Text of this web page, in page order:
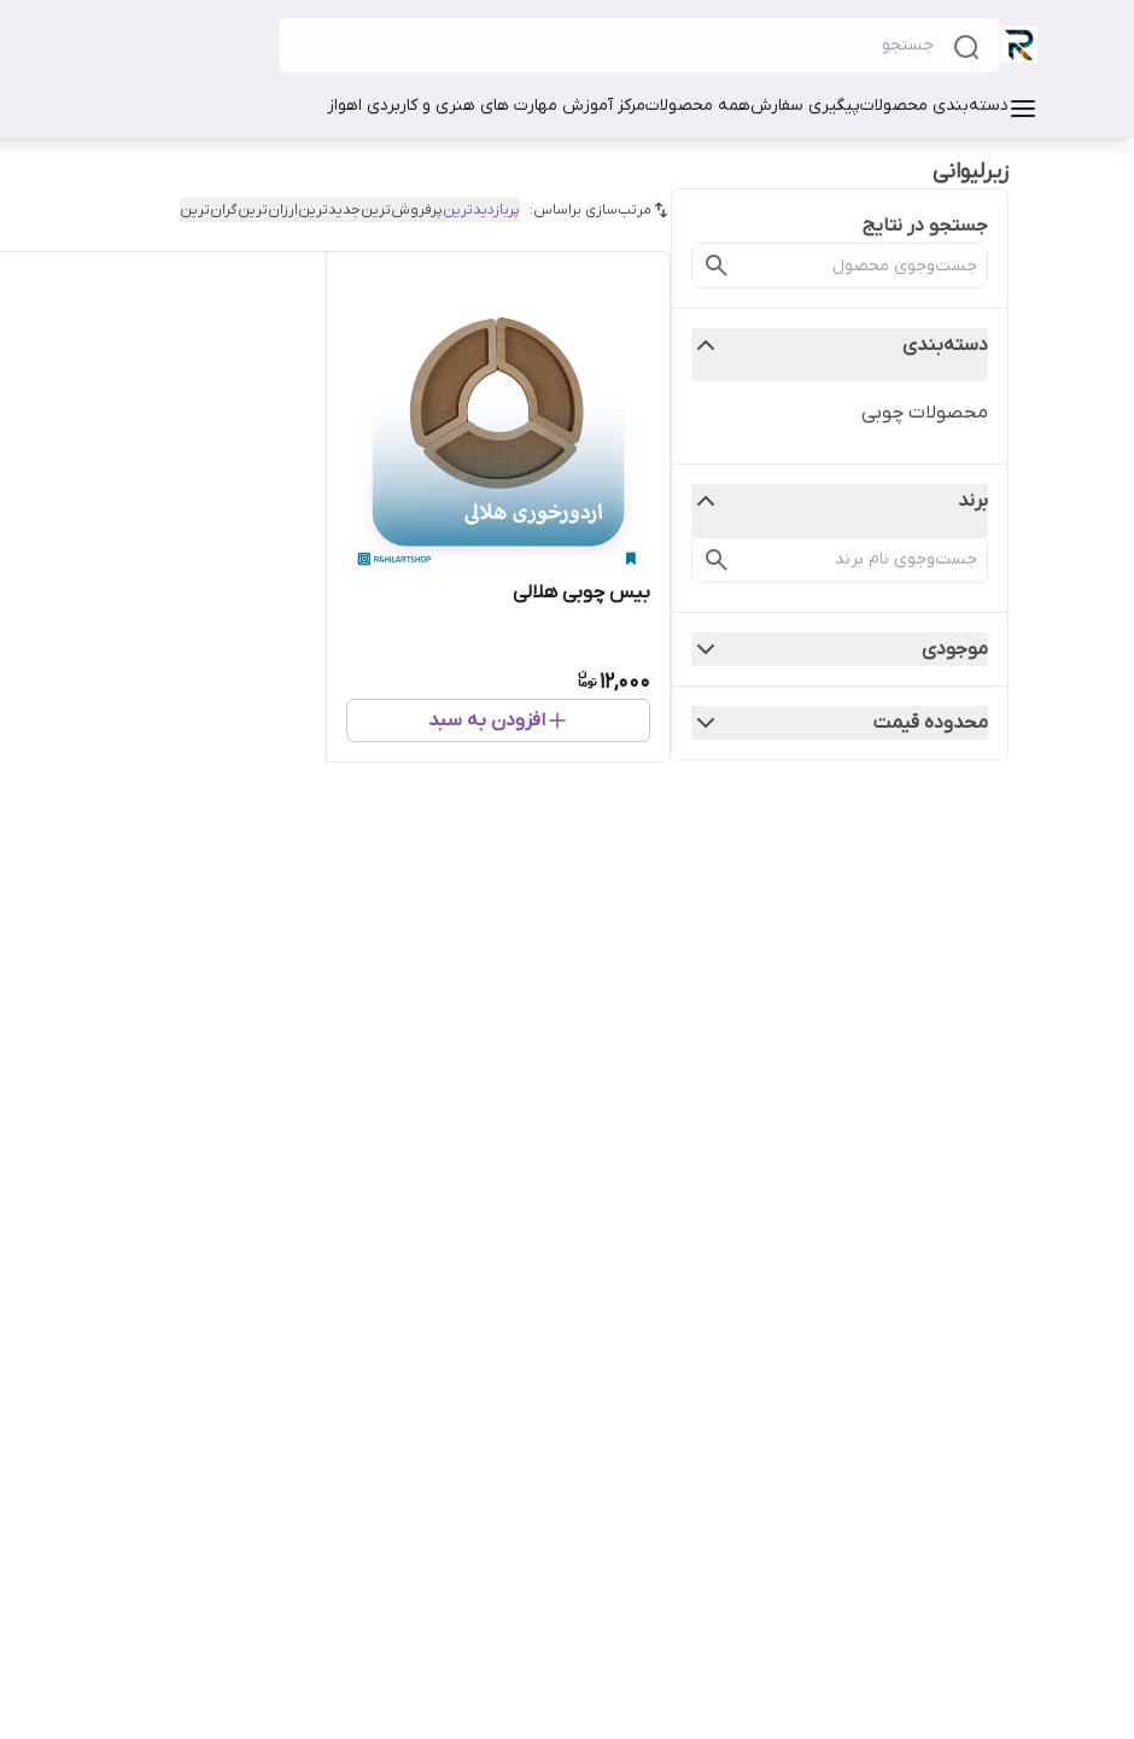
دسته‌بندی محصولاتپیگیری سفارشهمه محصولاتمرکز آموزش مهارت های هنری و کاربردی اهواز
زیرلیوانی
جستجو در نتایج
دسته‌بندی
محصولات چوبی
برند
موجودی
محدوده قیمت
مرتب‌سازی براساس: پربازدیدترینپرفروش‌ترینجدیدترینارزان‌ترینگران‌ترین
بیس چوبی هلالی
12,000
افزودن به سبد